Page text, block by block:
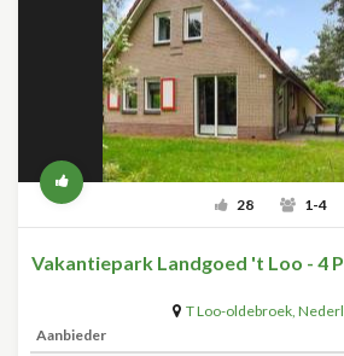
28 1-4
Vakantiepark Landgoed 't Loo - 4
T Loo-oldebroek,
Aanbieder